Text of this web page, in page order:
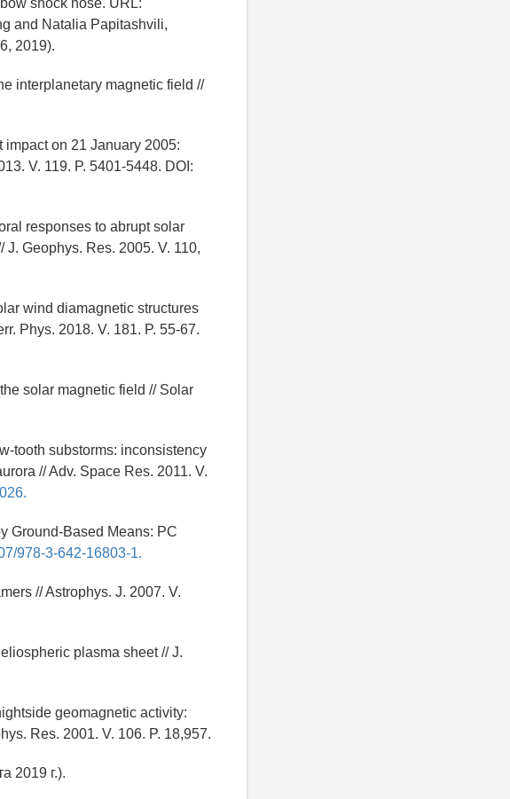
shock nose. URL:
and Natalia Papitashvili,
2019).
interplanetary magnetic field //
impact on 21 January 2005:
V. 119. P. 5401-5448. DOI:
responses to abrupt solar
Geophys. Res. 2005. V. 110,
wind diamagnetic structures
Phys. 2018. V. 181. P. 55-67.
solar magnetic field // Solar
tooth substorms: inconsistency
// Adv. Space Res. 2011. V.
Ground-Based Means: PC
978-3-642-16803-1.
// Astrophys. J. 2007. V.
plasma sheet // J.
geomagnetic activity:
Res. 2001. V. 106. P. 18,957.
2019 г.).